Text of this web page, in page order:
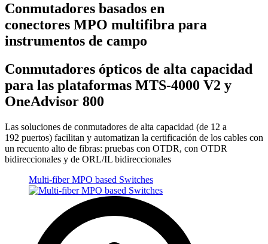
Conmutadores basados en
conectores MPO multifibra para
instrumentos de campo
Conmutadores ópticos de alta capacidad
para las plataformas MTS-4000 V2 y
OneAdvisor 800
Las soluciones de conmutadores de alta capacidad (de 12 a
192 puertos) facilitan y automatizan la certificación de los cables con
un recuento alto de fibras: pruebas con OTDR, con OTDR
bidireccionales y de ORL/IL bidireccionales
Multi-fiber MPO based Switches